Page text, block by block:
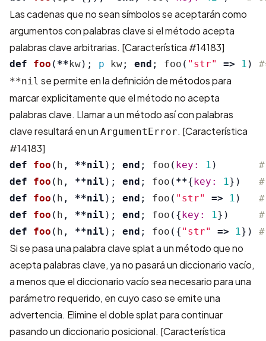
Las cadenas que no sean símbolos se aceptarán como
argumentos con palabras clave si el método acepta
palabras clave arbitrarias. [Característica #14183]
def foo ( ** kw); p kw; end ; foo ( "str" => 1 )
**nil se permite en la definición de métodos para
marcar explicitamente que el método no acepta
palabras clave. Llamar a un método así con palabras
clave resultará en un ArgumentError. [Característica
#14183]
def foo ( h , **nil ); end ; foo ( key: 1 )
def
foo ( h , **nil ); end ; foo ( **{ key: 1})
def
foo ( h , **nil ); end ; foo ( "str" => 1 )
def
foo ( h , **nil ); end ; foo ({ key: 1})
def
foo ( h , **nil ); end ; foo ({ "str" => 1})
Si se pasa una palabra clave splat a un método que no
acepta palabras clave, ya no pasará un diccionario vacío,
a menos que el diccionario vacío sea necesario para una
parámetro requerido, en cuyo caso se emite una
advertencia. Elimine el doble splat para continuar
pasando un diccionario posicional. [Característica